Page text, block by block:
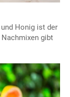
Honig ist der
gibt